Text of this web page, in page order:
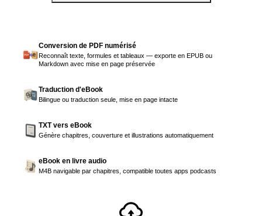
Conversion de PDF numérisé
Reconnaît texte, formules et tableaux — exporte en EPUB ou
Markdown avec mise en page préservée
Traduction d'eBook
Bilingue ou traduction seule, mise en page intacte
TXT vers eBook
Génère chapitres, couverture et illustrations automatiquement
eBook en livre audio
M4B navigable par chapitres, compatible toutes apps podcasts